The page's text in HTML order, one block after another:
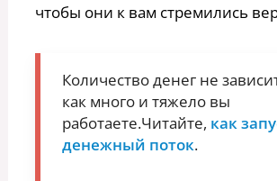
чтобы они к вам стремились
Количество денег не
как много и тяжело вы
работаете.Читайте, как
денежный поток.